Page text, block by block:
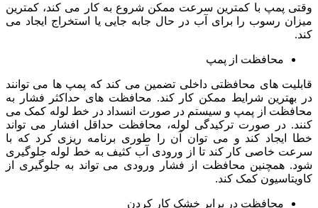
وقتی پمپ با کمترین سرعت ممکن شروع به کار می کند، کمترین
میزان رسوب را برای آب در حال جابه جایی یا استخراج ایجاد می
کند.
محافظت از پمپ
قابلیت های محافظتی داخلی تضمین می کند که پمپ ها می توانند
در بهترین شرایط ممکن کار کند. محافظت های حداکثر فشار به
محافظت از پمپ و سیستم در صورت انسداد در خط لوله کمک می
کنند. در صورت ترکیدگی لوله، محافظت حداقل افشار می تواند
خطا ایجاد کند و می توان آن را طوری برنامه ریزی کرد که با
سرعت خاصی کار کند تا از ورودی آب کثیف به خط لوله جلوگیری
شود. همچنین محافظت از فشار ورودی می تواند به جلوگیری از
کاویتاسیون کمک کند.
محافظت در برابر خشک کار کردن